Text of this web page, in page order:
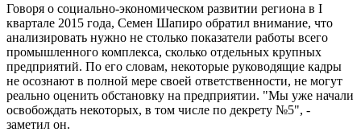
Говоря о социально-экономическом развитии региона в I
квартале 2015 года, Семен Шапиро обратил внимание, что
анализировать нужно не столько показатели работы всего
промышленного комплекса, сколько отдельных крупных
предприятий. По его словам, некоторые руководящие кадры
не осознают в полной мере своей ответственности, не могут
реально оценить обстановку на предприятии. "Мы уже начали
освобождать некоторых, в том числе по декрету №5", -
заметил он.